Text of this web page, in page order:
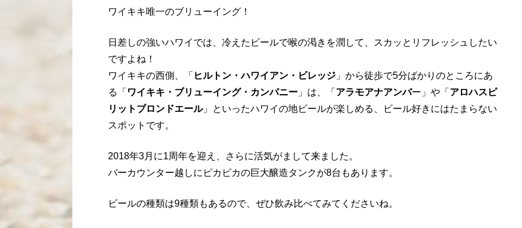
ワイキキ唯一のブリューイング！
日差しの強いハワイでは、冷えたビールで喉の渇きを潤して、スカッとリフレッシュしたい
ですよね！
ワイキキの西側、「 ヒルトン・ハワイアン・ビレッジ 」から徒歩で5分ばかりのところにあ
る「 ワイキキ・ブリューイング・カンパニー 」は、「 アラモアナアンバー」や「 アロハスピ
リットブロンドエール」といったハワイの地ビールが楽しめる、ビール好きにはたまらない
スポットです。
2018年3月に1周年を迎え、さらに活気がまして来ました。
バーカウンター越しにピカピカの巨大醸造タンクが8台もあります。
ビールの種類は9種類もあるので、ぜひ飲み比べてみてくださいね。